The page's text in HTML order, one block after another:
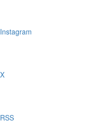
Instagram
X
RSS